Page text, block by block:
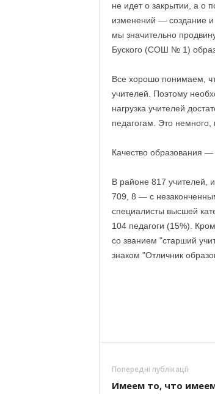
не идет о закрытии, а о
изменений — создание и
мы значительно
Буского (СОШ № 1)
Все хорошо понимаем,
учителей. Поэтому
нагрузка учителей
педагогам. Это немного,
Качество образования —
В районе 817 учителей,
709, 8 — с
специалисты высшей
104 педагоги (15%).
со званием "старший
знаком "Отличник
Попередні публікації
Имеем то, что